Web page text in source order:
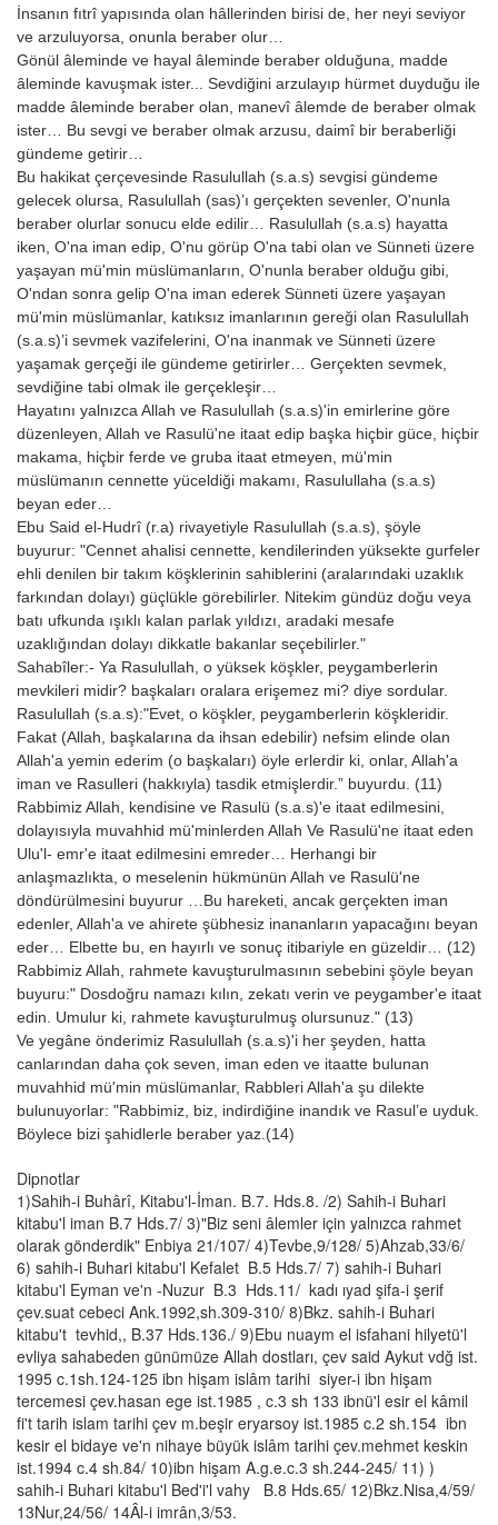
İnsanın fıtrî yapısında olan hâllerinden birisi de, her neyi seviyor
ve arzuluyorsa, onunla beraber olur…
Gönül âleminde ve hayal âleminde beraber olduğuna, madde
âleminde kavuşmak ister... Sevdiğini arzulayıp hürmet duyduğu ile
madde âleminde beraber olan, manevî âlemde de beraber olmak
ister… Bu sevgi ve beraber olmak arzusu, daimî bir beraberliği
gündeme getirir…
Bu hakikat çerçevesinde Rasulullah (s.a.s) sevgisi gündeme
gelecek olursa, Rasulullah (sas)’ı gerçekten sevenler, O'nunla
beraber olurlar sonucu elde edilir… Rasulullah (s.a.s) hayatta
iken, O'na iman edip, O'nu görüp O'na tabi olan ve Sünneti üzere
yaşayan mü'min müslümanların, O'nunla beraber olduğu gibi,
O'ndan sonra gelip O'na iman ederek Sünneti üzere yaşayan
mü'min müslümanlar, katıksız imanlarının gereği olan Rasulullah
(s.a.s)’i sevmek vazifelerini, O'na inanmak ve Sünneti üzere
yaşamak gerçeği ile gündeme getirirler… Gerçekten sevmek,
sevdiğine tabi olmak ile gerçekleşir…
Hayatını yalnızca Allah ve Rasulullah (s.a.s)'in emirlerine göre
düzenleyen, Allah ve Rasulü'ne itaat edip başka hiçbir güce, hiçbir
makama, hiçbir ferde ve gruba itaat etmeyen, mü'min
müslümanın cennette yüceldiği makamı, Rasulullaha (s.a.s)
beyan eder…
Ebu Said el-Hudrî (r.a) rivayetiyle Rasulullah (s.a.s), şöyle
buyurur: "Cennet ahalisi cennette, kendilerinden yüksekte gurfeler
ehli denilen bir takım köşklerinin sahiblerini (aralarındaki uzaklık
farkından dolayı) güçlükle görebilirler. Nitekim gündüz doğu veya
batı ufkunda ışıklı kalan parlak yıldızı, aradaki mesafe
uzaklığından dolayı dikkatle bakanlar seçebilirler."
Sahabîler:- Ya Rasulullah, o yüksek köşkler, peygamberlerin
mevkileri midir? başkaları oralara erişemez mi? diye sordular.
Rasulullah (s.a.s):"Evet, o köşkler, peygamberlerin köşkleridir.
Fakat (Allah, başkalarına da ihsan edebilir) nefsim elinde olan
Allah'a yemin ederim (o başkaları) öyle erlerdir ki, onlar, Allah'a
iman ve Rasulleri (hakkıyla) tasdik etmişlerdir.” buyurdu. (11)
Rabbimiz Allah, kendisine ve Rasulü (s.a.s)'e itaat edilmesini,
dolayısıyla muvahhid mü'minlerden Allah Ve Rasulü'ne itaat eden
Ulu'l- emr'e itaat edilmesini emreder… Herhangi bir
anlaşmazlıkta, o meselenin hükmünün Allah ve Rasulü'ne
döndürülmesini buyurur …Bu hareketi, ancak gerçekten iman
edenler, Allah'a ve ahirete şübhesiz inananların yapacağını beyan
eder… Elbette bu, en hayırlı ve sonuç itibariyle en güzeldir… (12)
Rabbimiz Allah, rahmete kavuşturulmasının sebebini şöyle beyan
buyuru:" Dosdoğru namazı kılın, zekatı verin ve peygamber'e itaat
edin. Umulur ki, rahmete kavuşturulmuş olursunuz." (13)
Ve yegâne önderimiz Rasulullah (s.a.s)'i her şeyden, hatta
canlarından daha çok seven, iman eden ve itaatte bulunan
muvahhid mü'min müslümanlar, Rabbleri Allah'a şu dilekte
bulunuyorlar: "Rabbimiz, biz, indirdiğine inandık ve Rasul’e uyduk.
Böylece bizi şahidlerle beraber yaz.(14)
Dipnotlar
1)Sahih-i Buhârî, Kitabu'l-İman. B.7. Hds.8. /2) Sahih-i Buhari
kitabu'l iman B.7 Hds.7/ 3)"Biz seni âlemler için yalnızca rahmet
olarak gönderdik" Enbiya 21/107/ 4)Tevbe,9/128/ 5)Ahzab,33/6/
6) sahih-i Buhari kitabu'l Kefalet B.5 Hds.7/ 7) sahih-i Buhari
kitabu'l Eyman ve'n -Nuzur B.3 Hds.11/ kadı ıyad şifa-i şerif
çev.suat cebeci Ank.1992,sh.309-310/ 8)Bkz. sahih-i Buhari
kitabu't tevhid,, B.37 Hds.136./ 9)Ebu nuaym el isfahani hilyetü'l
evliya sahabeden günümüze Allah dostları, çev said Aykut vdğ ist.
1995 c.1sh.124-125 ibn hişam islâm tarihi siyer-i ibn hişam
tercemesi çev.hasan ege ist.1985 , c.3 sh 133 ibnü'l esir el kâmil
fi't tarih islam tarihi çev m.beşir eryarsoy ist.1985 c.2 sh.154 ibn
kesir el bidaye ve'n nihaye büyük islâm tarihi çev.mehmet keskin
ist.1994 c.4 sh.84/ 10)ibn hişam A.g.e.c.3 sh.244-245/ 11) )
sahih-i Buhari kitabu'l Bed'i'l vahy B.8 Hds.65/ 12)Bkz.Nisa,4/59/
13Nur,24/56/ 14Âl-i imrân,3/53.